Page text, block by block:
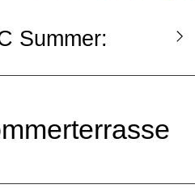
Summer: